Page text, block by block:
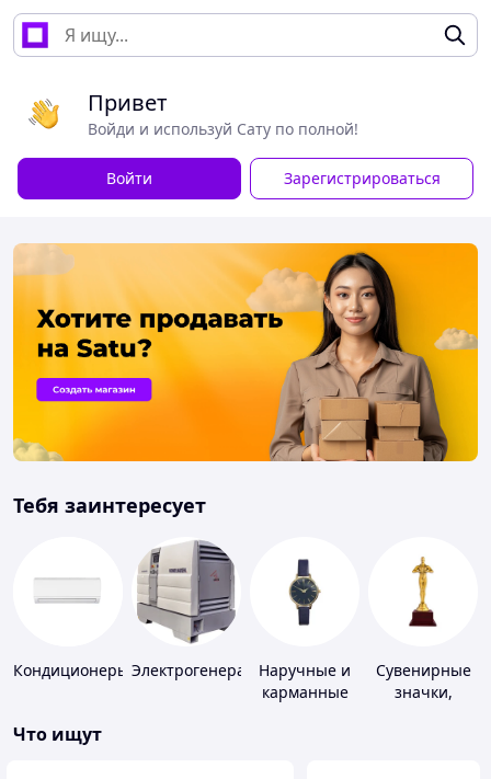
Привет
Войди и используй Сату по полной!
Войти Зарегистрироваться
Тебя заинтересует
Кондиционеры ЭлектрогенераторыНаручные и
карманные
Сувенирные
значки,
Что ищут